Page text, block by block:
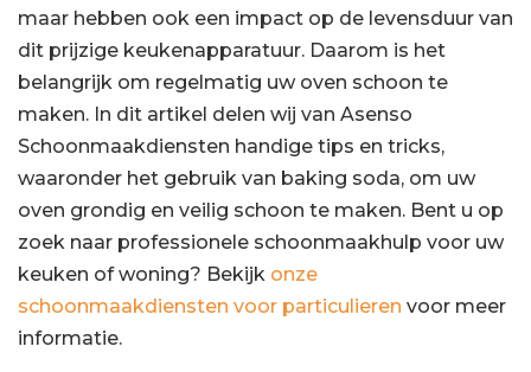
maar hebben ook een impact op de levensduur van
dit prijzige keukenapparatuur. Daarom is het
belangrijk om regelmatig uw oven schoon te
maken. In dit artikel delen wij van Asenso
Schoonmaakdiensten handige tips en tricks,
waaronder het gebruik van baking soda, om uw
oven grondig en veilig schoon te maken. Bent u op
zoek naar professionele schoonmaakhulp voor uw
keuken of woning? Bekijk onze
schoonmaakdiensten voor particulieren voor meer
informatie.